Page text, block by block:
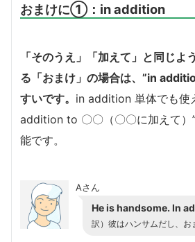
おまけに①：in addition
「そのうえ」「加えて」と同じよ
る「おまけ」の場合は、”in
すいです。 in addition 単体でも使
addition to 〇〇（〇〇に加えて）
能です。
Aさん
He is handsome. In
訳）彼はハンサムだし、お